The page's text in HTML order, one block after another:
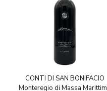
CONTI DI SAN BONIFACIO
Monteregio di Massa